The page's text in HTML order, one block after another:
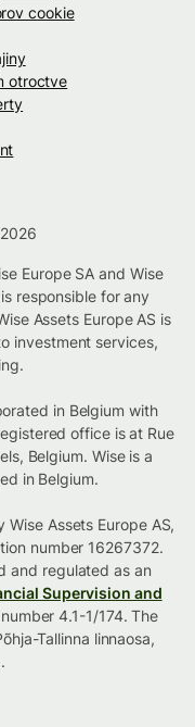
cookie
otroctve
Europe SA and Wise
responsible for any
Assets Europe AS is
investment services,
in Belgium with
office is at Rue
Belgium. Wise is a
in Belgium.
Assets Europe AS,
number 16267372.
and regulated as an
Supervision and
4.1-1/174. The
Tallinna linnaosa,